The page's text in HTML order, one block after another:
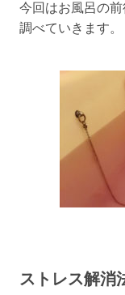
今回はお風呂の
調べていきます。
ストレス解消